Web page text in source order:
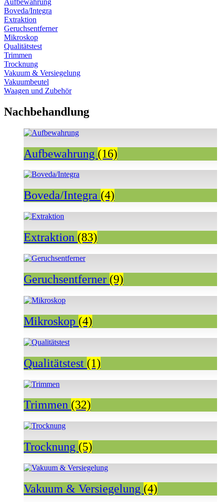
Boveda/Integra
Extraktion
Geruchsentferner
Mikroskop
Qualitätstest
Trimmen
Trocknung
Vakuum & Versiegelung
Vakuumbeutel
Waagen und Zubehör
Nachbehandlung
Aufbewahrung (16)
Boveda/Integra (4)
Extraktion (83)
Geruchsentferner (9)
Mikroskop (4)
Qualitätstest (1)
Trimmen (32)
Trocknung (5)
Vakuum & Versiegelung (4)